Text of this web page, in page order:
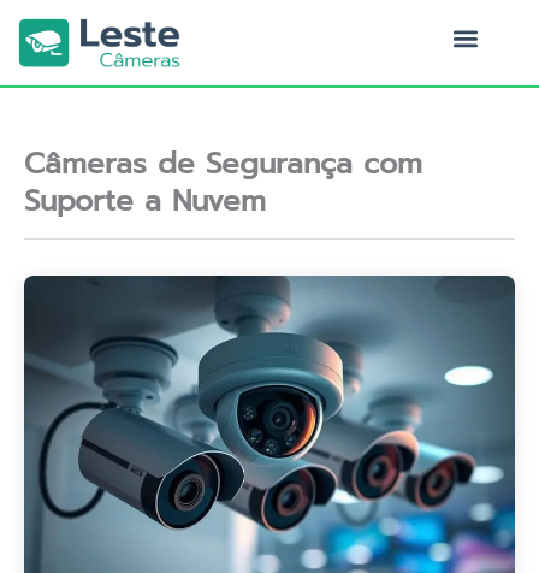
para
conteúdo
Câmeras de Segurança com
Suporte a Nuvem